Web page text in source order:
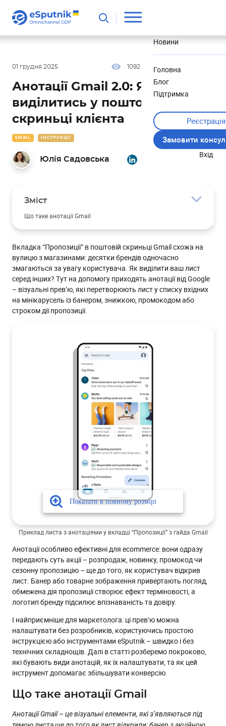
Новини
Головна
Блог
Підтримка
Реєстрація
Замовити
Вхід
01 грудня 2025 1092
EMAIL ІНСТРУКЦІЇ
Анотації Gmail 2.0: Як вигідно
виділитись у поштовій
скриньці клієнта
Юлія Садовська
Зміст
Що таке анотації Gmail
Чому анотації збільшують відкриття та продажі
Анотації 2.0: як додати до листа різні формати
Одиничне прев'ю (Single Image Preview)
Як додати одиничну картинку для превʼю
Карусель товарів (Product Carousel) з цінами та описом
Як додати карусель товарів
Як додати карусель зображень
Автоматичні каруселі від Google
Анотація пропозиції (Deal Annotation)
Як швидко додати анотацію пропозиції Gmail в
редакторі eSputnik
Кейс “Епіцентр”: вплив анотацій на метрики
Як виміряти ефективність у розсилках
1. Вимірювання переходів через tracking pixel
2. A/B-тест для точного вимірювання Open Rate
3. Чи можна відстежити продажі
Вкладка “Пропозиції” в поштовій скриньці Gmail схожа на
вулицю з магазинами: десятки брендів одночасно
змагаються за увагу користувача. Як виділити ваш лист
серед інших? Тут на допомогу приходять анотації від Google
– візуальні прев’ю, які перетворюють лист у списку вхідних
на мінікарусель із банером, знижкою, промокодом або
строком дії пропозиції.
Приклад листа з анотаціями у вкладці “Пропозиції” з гайда Gmail
Анотації особливо ефективні для ecommerce: вони одразу
передають суть акції – розпродаж, новинку, промокод чи
сезонну пропозицію – ще до того, як користувач відкрив
лист. Банер або товарне зображення привертають погляд,
обмежена дія пропозиції створює ефект терміновості, а
логотип бренду підсилює впізнаваність та довіру.
І найприємніше для маркетолога: ці прев’ю можна
налаштувати без розробників, користуючись простою
інструкцією або інструментами eSputnik – швидко і без
технічних складнощів. Далі в статті розберемо покроково,
які бувають види анотацій, як їх налаштувати, та як цей
інструмент допомагає збільшувати конверсію.
Що таке анотації Gmail
Анотації Gmail – це візуальні елементи, які з’являються під